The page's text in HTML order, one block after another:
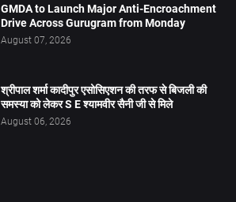
GMDA to Launch Major Anti-Encroachment
Drive Across Gurugram from Monday
August 07, 2026
श्रीपाल शर्मा कादीपुर एसोसिएशन की तरफ से बिजली की
समस्या को लेकर S E श्यामवीर सैनी जी से मिले
August 06, 2026